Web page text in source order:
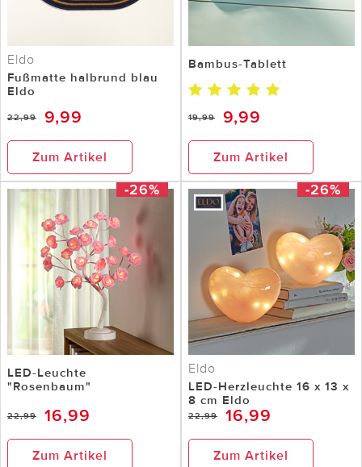
Eldo
Fußmatte halbrund blau
Eldo
22,99 9,99
Zum Artikel
Bambus-Tablett
19,99 9,99
Zum Artikel
-26%
LED-Leuchte
"Rosenbaum"
22,99 16,99
Zum Artikel
-26%
Eldo
LED-Herzleuchte 16 x 13 x
8 cm Eldo
22,99 16,99
Zum Artikel